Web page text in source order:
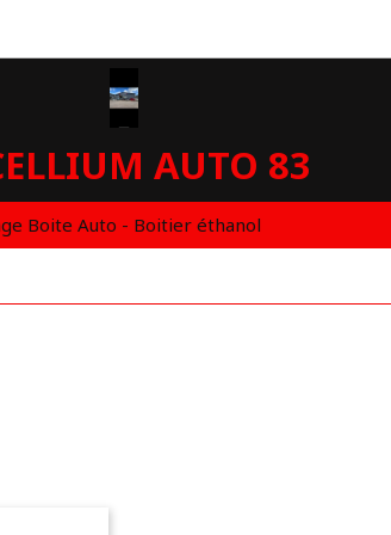
AUTO 83
Boite Auto - Boitier éthanol